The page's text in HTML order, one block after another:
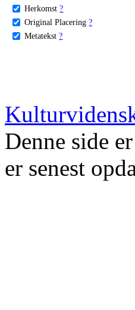
Herkomst ?
Original Placering ?
Metatekst ?
Denne side
er senest